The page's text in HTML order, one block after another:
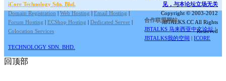
iCore Technology Sdn. Bhd.
Domain Registration | Web Hosting | Email Hosting |
Forum Hosting | ECShop Hosting | Dedicated Server |
Colocation Services
见，与本论坛立场无关
Copyright © 2003-2012
JBTALKS.CC All Rights
Reserved
合作联盟网站:
JBTALKS 马来西亚中文论坛 |
JBTALKS我的空间 |ICORE
TECHNOLOGY SDN. BHD.
回顶部